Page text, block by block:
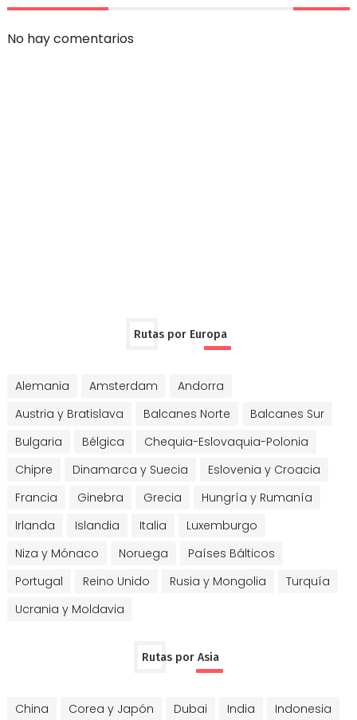
No hay comentarios
Rutas por Europa
Alemania Amsterdam
Andorra
Austria y Bratislava
Balcanes Norte
Balcanes Sur
Bulgaria
Bélgica
Chequia-Eslovaquia-Polonia
Chipre
Dinamarca y Suecia
Eslovenia y Croacia
Francia
Ginebra Grecia
Hungría y Rumanía
Irlanda
Islandia Italia
Luxemburgo
Niza y Mónaco
Noruega
Países Bálticos
Portugal
Reino Unido Rusia y Mongolia
Turquía
Ucrania y Moldavia
Rutas por Asia
China Corea y Japón Dubai India
Indonesia